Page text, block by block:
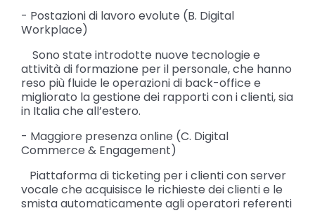
- Postazioni di lavoro evolute (B. Digital
Workplace)
Sono state introdotte nuove tecnologie e
attività di formazione per il personale, che hanno
reso più fluide le operazioni di back-office e
migliorato la gestione dei rapporti con i clienti, sia
in Italia che all’estero.
- Maggiore presenza online (C. Digital
Commerce & Engagement)
Piattaforma di ticketing per i clienti con server
vocale che acquisisce le richieste dei clienti e le
smista automaticamente agli operatori referenti